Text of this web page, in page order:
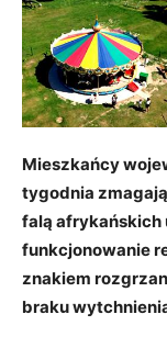
Mieszkańcy
tygodnia
falą afrykańskich
funkcjonowanie
znakiem
braku